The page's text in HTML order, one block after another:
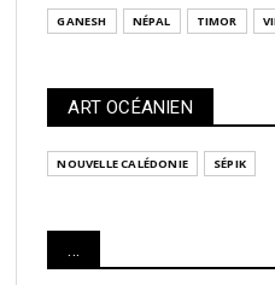
GANESH NÉPAL TIMOR
ART OCÉANIEN
NOUVELLE CALÉDONIE SÉPIK
...